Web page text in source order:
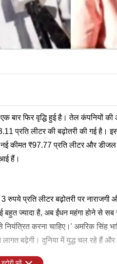
बार फिर वृद्धि हुई है। तेल कंपनियों
प्रति लीटर की बढ़ोतरी की गई है।
नई कीमत ₹97.77 प्रति लीटर और
हैं।
प्रति लीटर बढ़ोतरी पर नाराजगी
बहुत ज्यादा है, अब ईंधन महंगा होने से
करना चाहिए।' अमरिक सिंह
बढ़ेगी। दुनिया में युद्ध चल रहे हैं